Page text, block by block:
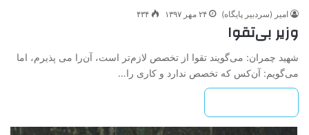
امیر (سردبیر پایگاه) ۲۴ مهر ۱۳۹۷ ۴۳۴
وزیر بی‌تقوا
شهید چمران: می‌گویند تقوا از تخصص لازم‌تر است، آن‌را می پذیرم، اما
می‌گویم: آن‌کس که تخصص ندارد و کاری را…